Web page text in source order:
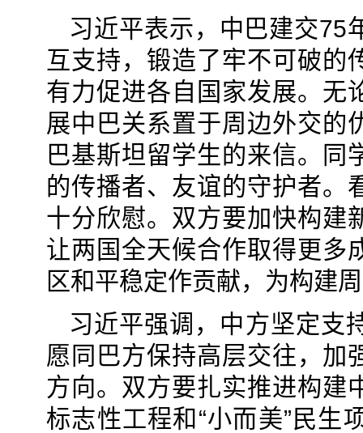
习近平表示，中巴建交75
互支持，锻造了牢不可破的
有力促进各自国家发展。无
展中巴关系置于周边外交的
巴基斯坦留学生的来信。同
的传播者、友谊的守护者。
十分欣慰。双方要加快构建
让两国全天候合作取得更多
区和平稳定作贡献，为构建
习近平强调，中方坚定支
愿同巴方保持高层交往，加
方向。双方要扎实推进构建
标志性工程和“小而美”民生